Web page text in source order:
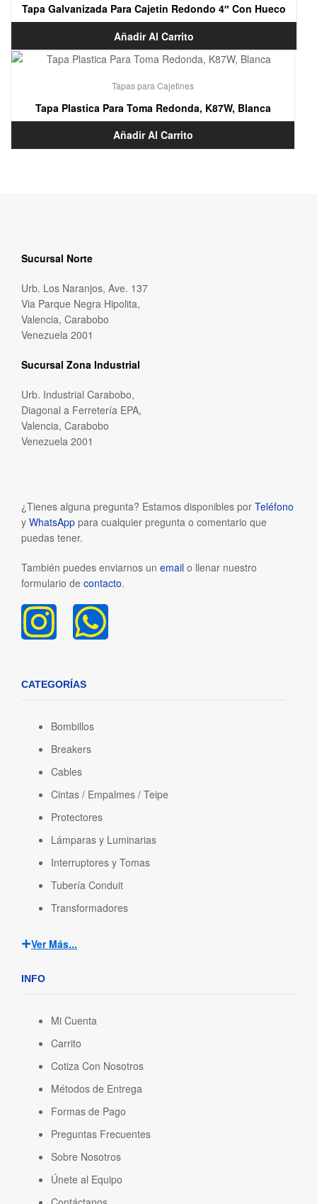
Tapa Galvanizada Para Cajetin Redondo 4″ Con Hueco
Añadir Al Carrito
Tapas para Cajetines
Tapa Plastica Para Toma Redonda, K87W, Blanca
Añadir Al Carrito
Sucursal Norte
Urb. Los Naranjos, Ave. 137
Via Parque Negra Hipolita,
Valencia, Carabobo
Venezuela 2001
Sucursal Zona Industrial
Urb. Industrial Carabobo,
Diagonal a Ferretería EPA,
Valencia, Carabobo
Venezuela 2001
¿Tienes alguna pregunta? Estamos disponibles por Teléfono
y WhatsApp para cualquier pregunta o comentario que
puedas tener.
También puedes enviarnos un email o llenar nuestro
formulario de contacto.
CATEGORÍAS
Bombillos
Breakers
Cables
Cintas / Empalmes / Teipe
Protectores
Lámparas y Luminarias
Interruptores y Tomas
Tubería Conduit
Transformadores
Ver Más...
INFO
Mi Cuenta
Carrito
Cotiza Con Nosotros
Métodos de Entrega
Formas de Pago
Preguntas Frecuentes
Sobre Nosotros
Únete al Equipo